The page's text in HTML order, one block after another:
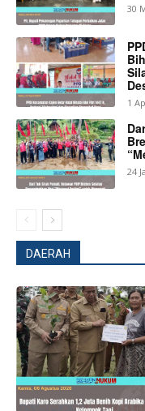
30
1
24
DAERAH